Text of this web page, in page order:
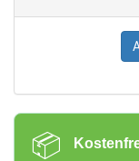
📦